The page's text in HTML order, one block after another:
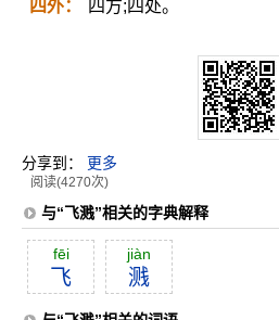
四外： 四方;四处。
分享到： 更多
阅读(4270次)
与“飞溅”相关的字典解释
fēi
飞
jiàn
溅